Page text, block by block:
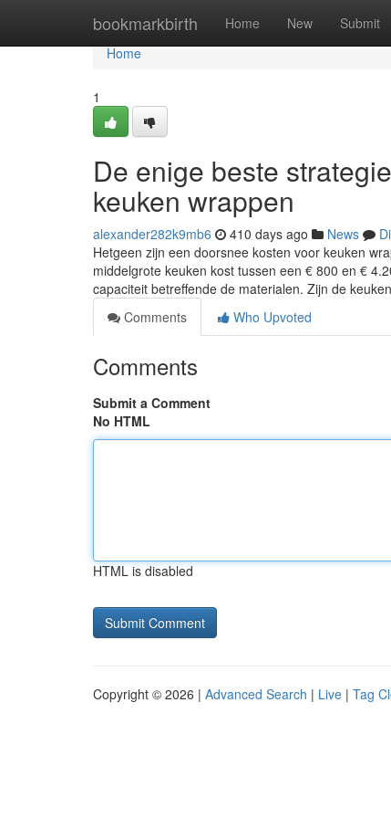
bookmarkbirth Home New Submit
Home
Home
1
De enige beste
keuken wrappen
alexander282k9mb6 410 days ago News
Hetgeen zijn een doorsnee kosten voor keuken
middelgrote keuken kost tussen een € 800 en €
capaciteit betreffende de materialen. Zijn de
Comments
Who Upvoted
Comments
Submit a Comment
No HTML
HTML is disabled
Copyright © 2026 | Advanced Search | Live | Tag